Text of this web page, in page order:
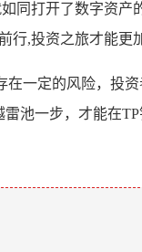
同打开了数字资产
,投资之旅才能更
一定的风险，投资
池一步，才能在